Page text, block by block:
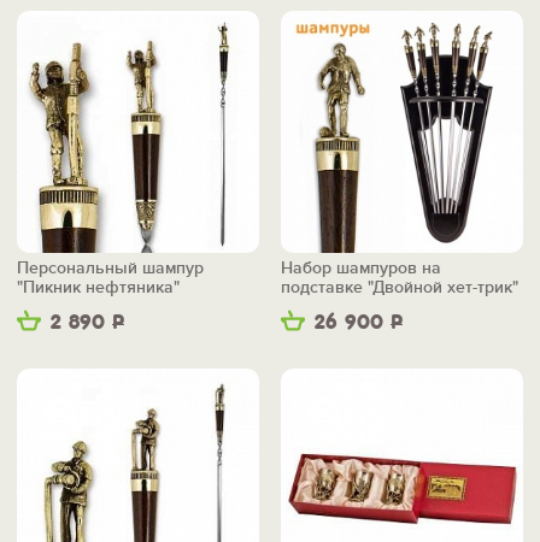
2 890 Р
Персональный шампур
"Пикник нефтяника"
26 900 Р
Набор шампуров на
подставке "Двойной хет-трик"